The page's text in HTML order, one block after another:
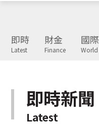
即時
Latest
財金
Finance
國際
World
即時新聞
Latest